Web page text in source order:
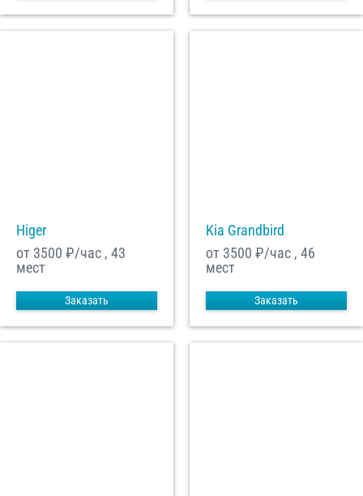
Higer
от 3500 ₽/час , 43
мест
Заказать
Kia Grandbird
от 3500 ₽/час , 46
мест
Заказать